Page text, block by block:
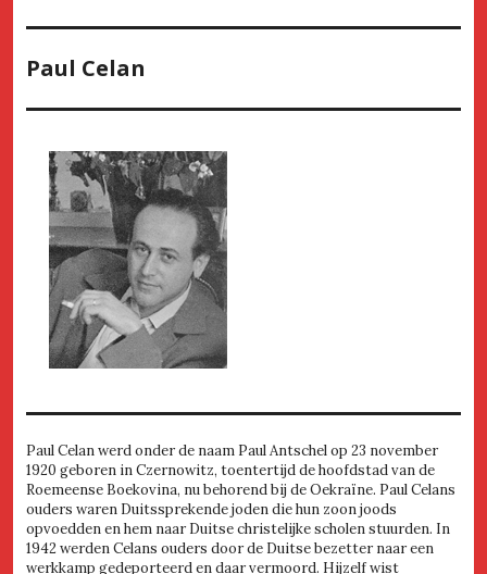
Paul Celan
Paul Celan werd onder de naam Paul Antschel op 23 november
1920 geboren in Czernowitz, toentertijd de hoofdstad van de
Roemeense Boekovina, nu behorend bij de Oekraïne. Paul Celans
ouders waren Duitssprekende joden die hun zoon joods
opvoedden en hem naar Duitse christelijke scholen stuurden. In
1942 werden Celans ouders door de Duitse bezetter naar een
werkkamp gedeporteerd en daar vermoord. Hijzelf wist